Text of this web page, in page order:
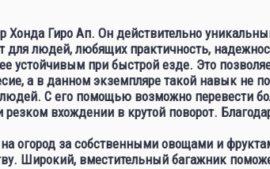
Гиро Ап. Он действительно
людей, любящих практичность,
при быстрой езде. Это
а в данном экземпляре такой навык не
С его помощью возможно перевести
вхождении в крутой поворот.
огород за собственными овощами и
Широкий, вместительный багажник